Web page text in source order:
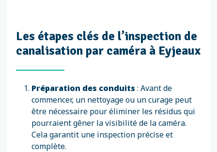
Les étapes clés de l’inspection de
canalisation par caméra à Eyjeaux
Préparation des conduits : Avant de
commencer, un nettoyage ou un curage peut
être nécessaire pour éliminer les résidus qui
pourraient gêner la visibilité de la caméra.
Cela garantit une inspection précise et
complète.